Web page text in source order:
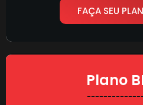
FAÇA SEU
Plano